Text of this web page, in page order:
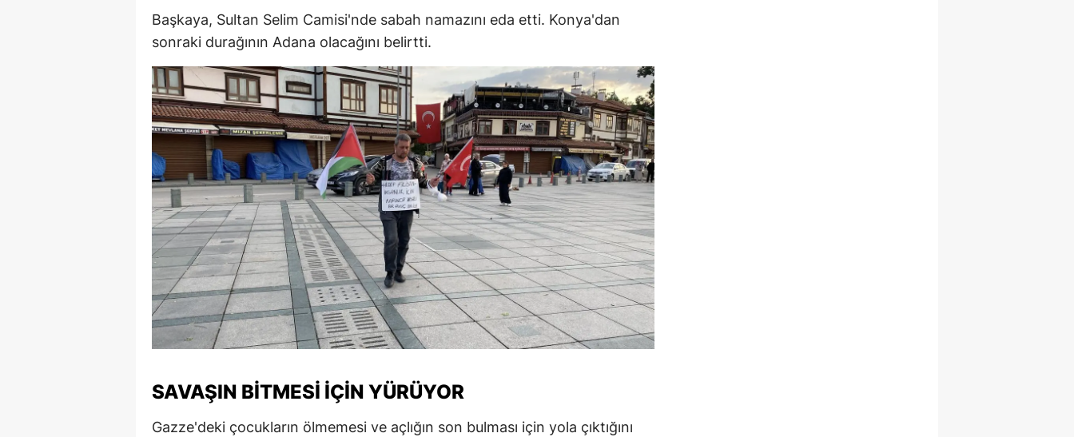
Mersin
İstanbul
İzmir
Kars
Kastamonu
Kayseri
Kırklareli
Kırşehir
Kocaeli
Konya
Kütahya
Malatya
Başkaya, Sultan Selim Camisi'nde sabah namazını eda etti. Konya'dan
sonraki durağının Adana olacağını belirtti.
SAVAŞIN BITMESI IÇIN YÜRÜYOR
Gazze'deki çocukların ölmemesi ve açlığın son bulması için yola çıktığını